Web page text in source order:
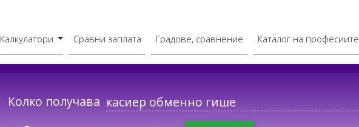
Калкулатори Сравни заплата Градове, сравнение Каталог на професиите
Колко получава